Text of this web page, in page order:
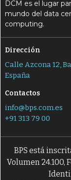
DCM es el lugar
mundo del data
computing.
Dirección
Calle Azcona 12,
España
Contactos
info@bps.com.es
+91 313 79 00
BPS está
Volumen 24.100,